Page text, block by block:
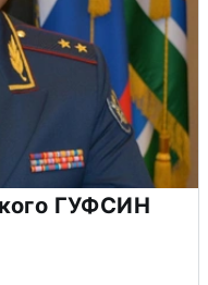
ГУФСИН